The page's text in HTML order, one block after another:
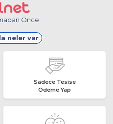
Önce
neler var
Sadece Tesise
Ödeme Yap